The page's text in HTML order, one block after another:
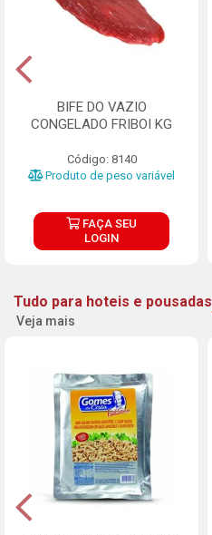
BIFE DO VAZIO
CONGELADO FRIBOI KG
Código: 8140
Produto de peso variável
FAÇA SEU
LOGIN
Tudo para hoteis e pousadas
Veja mais